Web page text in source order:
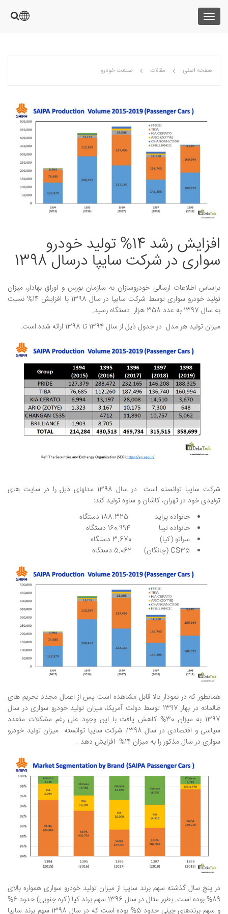
Toggle
navigation
صفحه اصلی مقالات صنعت خودرو
افزایش رشد 14% تولید خودرو
سواری در شرکت سایپا درسال 1398
براساس اطلاعات ارسالی خودروسازان به سازمان بورس و اوراق بهادار، میزان
تولید خودرو سواری توسط شرکت سایپا در سال 1398 با افزایش 14% نسبت
به سال 1397 به عدد 358 هزار دستگاه رسید.
میزان تولید هر مدل در جدول ذیل از سال 1394 تا 1398 ارائه شده است.
شرکت سایپا توانسته است در سال 1398 مدلهای ذیل را در سایت های
تولیدی خود در تهران، کاشان و ساوه تولید کند:
خانواده پراید 188.325 دستگاه
خانواده تیبا 160.994 دستگاه
سراتو (کیا) 3.670 دستگاه
CS35 (چانگان) 5.062 دستگاه
همانطور که در نمودار بالا قابل مشاهده است پس از اعمال مجدد تحریم های
ظالمانه در بهار 1397 توسط دولت آمریکا، میزان تولید خودرو سواری در سال
1397 به میزان 30% کاهش یافت با این وجود علی رغم مشکلات متعدد
سیاسی و اقتصادی در سال 1398، شرکت سایپا توانسته میزان تولید خودرو
سواری در سال مذکور را به میزان 14% افزایش دهد .
در پنج سال گذشته سهم برند سایپا از میزان تولید خودرو سواری همواره بالای
89% بوده است. بطور مثال در سال 1396 سهم برند کیا (کره جنوبی) حدود 6%
و سهم برندهای چینی حدود 5% بوده است که در سال 1398 سهم برند سایپا